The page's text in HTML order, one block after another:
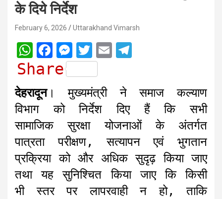
के दिये निर्देश
February 6, 2026 Uttarakhand Vimarsh
W
h
t
s
A
p
p
F
a
e
b
o
o
k
M
e
s
s
e
n
g
e
r
T
w
i
t
t
E
i
l
e
g
r
a
m
Share
देहरादून। मुख्यमंत्री ने समाज कल्याण
विभाग को निर्देश दिए हैं कि सभी
सामाजिक सुरक्षा योजनाओं के अंतर्गत
पात्रता परीक्षण, सत्यापन एवं भुगतान
प्रक्रिया को और अधिक सुदृढ़ किया जाए
तथा यह सुनिश्चित किया जाए कि किसी
भी स्तर पर लापरवाही न हो, ताकि